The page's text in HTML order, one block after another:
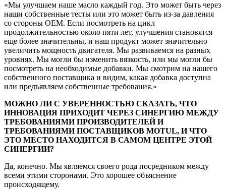
«Мы улучшаем наше масло каждый год. Это может быть через
наши собственные тесты или это может быть из-за давления
со стороны OEM. Если посмотреть на цикл
продолжительностью около пяти лет, улучшения становятся
еще более значительны, и наш продукт может значительно
увеличить мощность двигателя. Мы развиваемся на разных
уровнях. Мы могли бы изменить вязкость, или мы могли бы
посмотреть на необходимые добавки. Мы смотрим на нашего
собственного поставщика и видим, какая добавка доступна
или предъявляем собственные требования.»
МОЖНО ЛИ С УВЕРЕННОСТЬЮ СКАЗАТЬ, ЧТО
ИННОВАЦИЯ ПРИХОДИТ ЧЕРЕЗ СИНЕРГИЮ МЕЖДУ
ТРЕБОВАНИЯМИ ПРОИЗВОДИТЕЛЕЙ И
ТРЕБОВАНИЯМИ ПОСТАВЩИКОВ MOTUL, И ЧТО
ЭТО МЕСТО НАХОДИТСЯ В САМОМ ЦЕНТРЕ ЭТОЙ
СИНЕРГИИ?
Да, конечно. Мы являемся своего рода посредником между
всеми этими сторонами. Это хорошее объяснение
происходящему.